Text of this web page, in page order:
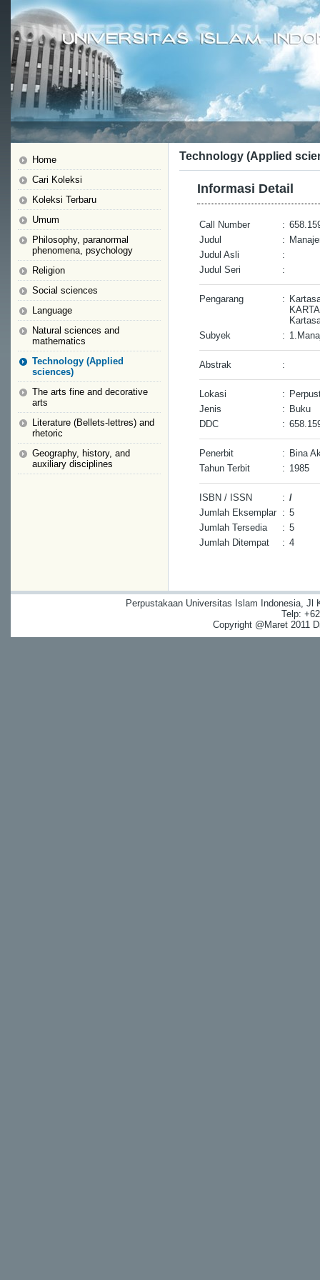
Home
Cari Koleksi
Koleksi Terbaru
Umum
Philosophy, paranormal
phenomena, psychology
Religion
Social sciences
Language
Natural sciences and
mathematics
Technology (Applied
sciences)
The arts fine and decorative
arts
Literature (Bellets-lettres) and
rhetoric
Geography, history, and
auxiliary disciplines
Technology (Applied
Informasi Detail
Call Number :
Judul
:
Judul Asli
:
Judul Seri
:
Pengarang :
Subyek
:
Abstrak :
Lokasi :
Jenis
: Buku
DDC
:
Penerbit : Bina
Tahun Terbit
: 1985
ISBN / ISSN : /
Jumlah Eksemplar : 5
Jumlah Tersedia
: 5
Jumlah Ditempat
: 4
Perpustakaan Universitas Islam Indonesia, Jl
Telp:
Copyright @Maret 2011